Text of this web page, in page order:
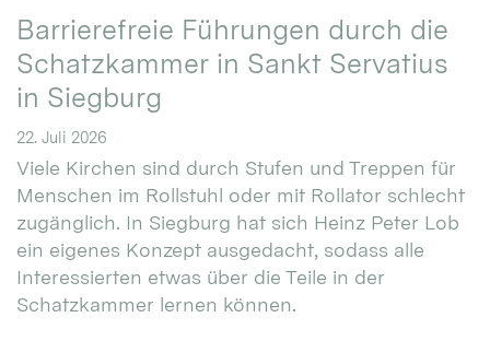
Barrierefreie Führungen durch die
Schatzkammer in Sankt Servatius
in Siegburg
22. Juli 2026
Viele Kirchen sind durch Stufen und Treppen für
Menschen im Rollstuhl oder mit Rollator schlecht
zugänglich. In Siegburg hat sich Heinz Peter Lob
ein eigenes Konzept ausgedacht, sodass alle
Interessierten etwas über die Teile in der
Schatzkammer lernen können.